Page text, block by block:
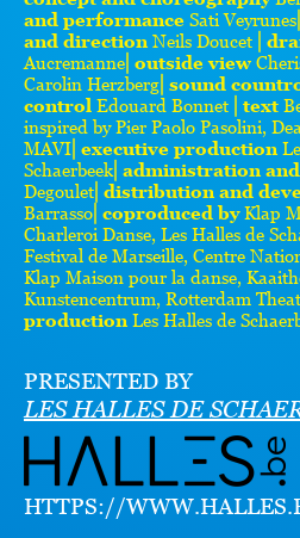
and performance Sati Veyrunes⎜
and direction Neils Doucet ⎜
Aucremanne⎜ outside view
Carolin Herzberg⎜ sound
control Edouard Bonnet ⎜ text
inspired by Pier Paolo Pasolini,
MAVI⎜ executive production
Schaerbeek⎜ administration
Degoulet⎜ distribution and
Barrasso⎜ coproduced byKlap
Charleroi Danse, Les Halles de
Festival de Marseille, Centre
Klap Maison pour la danse,
Kunstencentrum, Rotterdam
production Les Halles de
PRESENTED BY
LES HALLES DE
HTTPS://